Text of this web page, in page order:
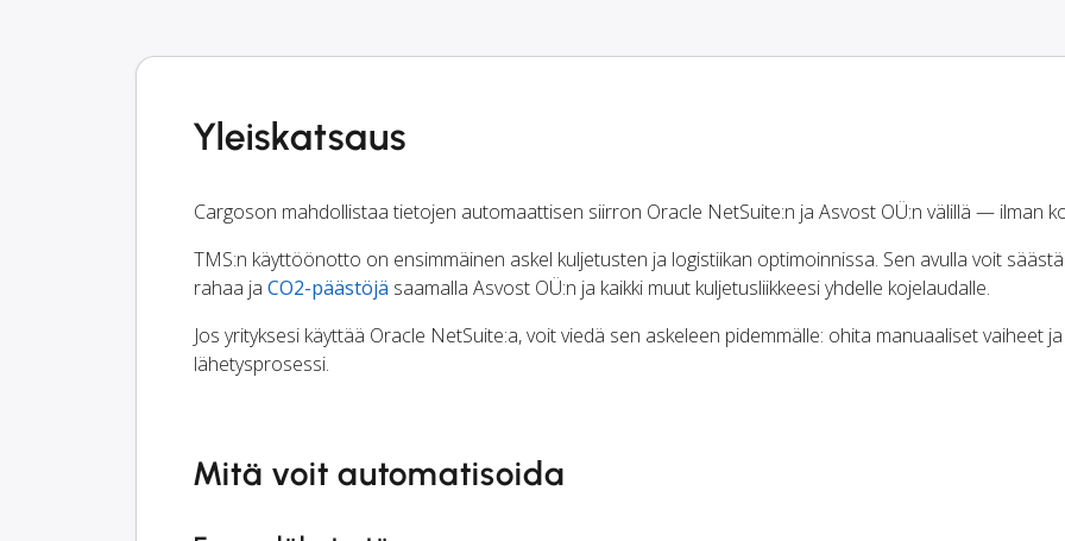
Yleiskatsaus
Cargoson mahdollistaa tietojen automaattisen siirron Oracle NetSuite:n ja Asvost OÜ:n välillä — ilman
TMS:n käyttöönotto on ensimmäinen askel kuljetusten ja logistiikan optimoinnissa. Sen avulla voit
rahaa ja CO2-päästöjä saamalla Asvost OÜ:n ja kaikki muut kuljetusliikkeesi yhdelle kojelaudalle.
Jos yrityksesi käyttää Oracle NetSuite:a, voit viedä sen askeleen pidemmälle: ohita manuaaliset vaiheet
lähetysprosessi.
Mitä voit automatisoida